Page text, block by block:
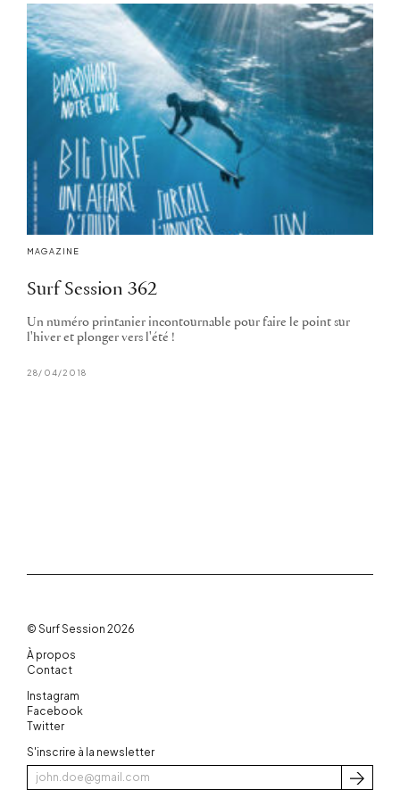
MAGAZINE
Surf Session 362
Un numéro printanier incontournable pour faire le point sur
l'hiver et plonger vers l'été !
28/04/2018
© Surf Session 2026
À propos
Contact
Instagram
Facebook
Twitter
S'inscrire à la newsletter